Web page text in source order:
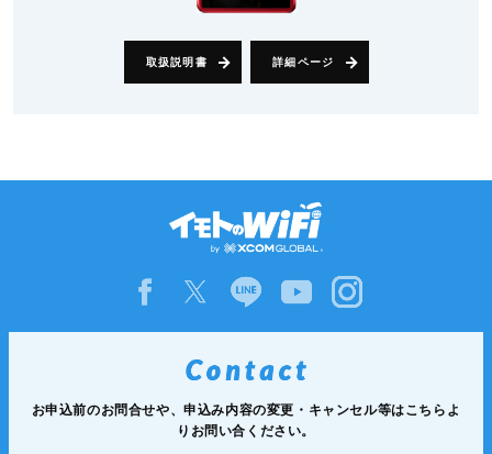
取扱説明書 詳細ページ
お申込前のお問合せや、申込み内容の変更・キャンセル等はこちらよ
りお問い合ください。